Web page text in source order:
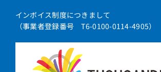
インボイス制度につきまして
（事業者登録番号 T6-0100-0114-4905）